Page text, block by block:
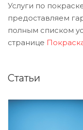
Услуги по
предоставляем
полным списком
странице
Статьи